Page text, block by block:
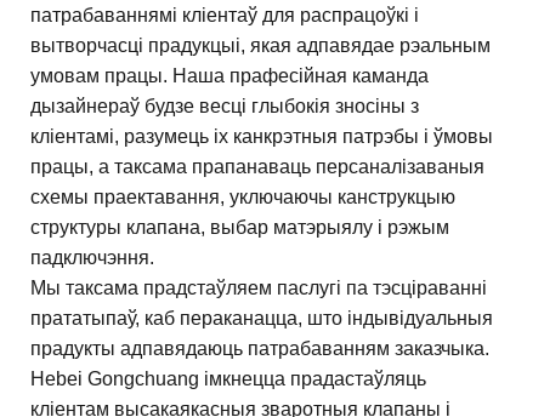
патрабаваннямі кліентаў для распрацоўкі і
вытворчасці прадукцыі, якая адпавядае рэальным
умовам працы. Наша прафесійная каманда
дызайнераў будзе весці глыбокія зносіны з
кліентамі, разумець іх канкрэтныя патрэбы і ўмовы
працы, а таксама прапанаваць персаналізаваныя
схемы праектавання, уключаючы канструкцыю
структуры клапана, выбар матэрыялу і рэжым
падключэння.
Мы таксама прадстаўляем паслугі па тэсціраванні
прататыпаў, каб пераканацца, што індывідуальныя
прадукты адпавядаюць патрабаванням заказчыка.
Hebei Gongchuang імкнецца прадастаўляць
кліентам высакаякасныя зваротныя клапаны і